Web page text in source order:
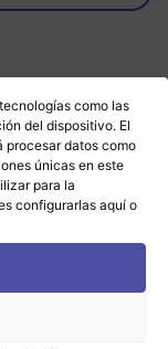
como las
del dispositivo. El
procesar datos como
únicas en este
para la
configurarlas aquí o